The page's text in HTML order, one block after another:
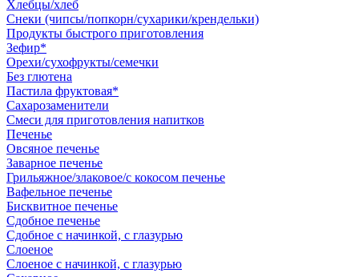
Хлебцы/хлеб
Снеки (чипсы/попкорн/сухарики/крендельки)
Продукты быстрого приготовления
Зефир*
Орехи/сухофрукты/семечки
Без глютена
Пастила фруктовая*
Сахарозаменители
Смеси для приготовления напитков
Печенье
Овсяное печенье
Заварное печенье
Грильяжное/злаковое/с кокосом печенье
Вафельное печенье
Бисквитное печенье
Сдобное печенье
Сдобное с начинкой, с глазурью
Слоеное
Слоеное с начинкой, с глазурью